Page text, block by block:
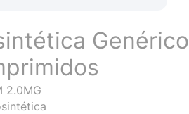
Genérico
2.0MG